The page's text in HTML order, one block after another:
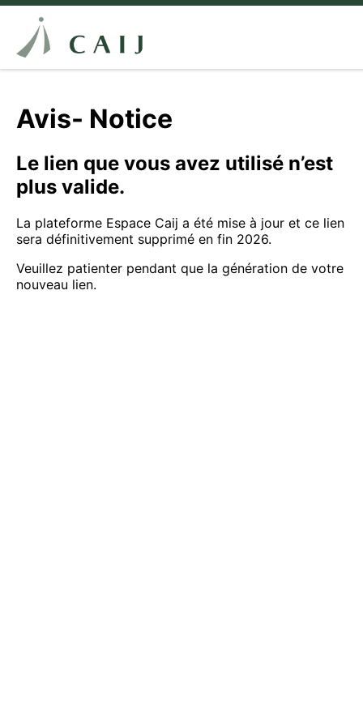
Avis- Notice
Le lien que vous avez utilisé n’est
plus valide.
La plateforme Espace Caij a été mise à jour et ce lien
sera définitivement supprimé en fin 2026.
Veuillez patienter pendant que la génération de votre
nouveau lien.